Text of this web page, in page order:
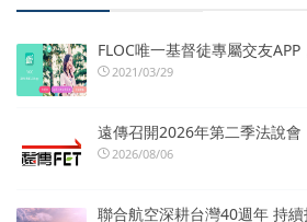
FLOC唯一基督徒專屬交友
2021/03/29
遠傳召開2026年第二季法說會
2026/08/06
聯合航空深耕台灣40週年 持